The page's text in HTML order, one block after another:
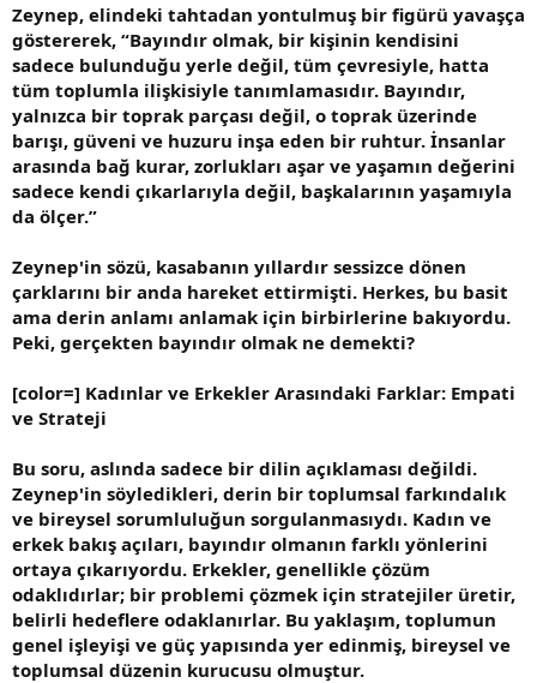
Zeynep, elindeki tahtadan yontulmuş bir figürü yavaşça
göstererek, “Bayındır olmak, bir kişinin kendisini
sadece bulunduğu yerle değil, tüm çevresiyle, hatta
tüm toplumla ilişkisiyle tanımlamasıdır. Bayındır,
yalnızca bir toprak parçası değil, o toprak üzerinde
barışı, güveni ve huzuru inşa eden bir ruhtur. İnsanlar
arasında bağ kurar, zorlukları aşar ve yaşamın değerini
sadece kendi çıkarlarıyla değil, başkalarının yaşamıyla
da ölçer.”
Zeynep'in sözü, kasabanın yıllardır sessizce dönen
çarklarını bir anda hareket ettirmişti. Herkes, bu basit
ama derin anlamı anlamak için birbirlerine bakıyordu.
Peki, gerçekten bayındır olmak ne demekti?
[color=] Kadınlar ve Erkekler Arasındaki Farklar: Empati
ve Strateji
Bu soru, aslında sadece bir dilin açıklaması değildi.
Zeynep'in söyledikleri, derin bir toplumsal farkındalık
ve bireysel sorumluluğun sorgulanmasıydı. Kadın ve
erkek bakış açıları, bayındır olmanın farklı yönlerini
ortaya çıkarıyordu. Erkekler, genellikle çözüm
odaklıdırlar; bir problemi çözmek için stratejiler üretir,
belirli hedeflere odaklanırlar. Bu yaklaşım, toplumun
genel işleyişi ve güç yapısında yer edinmiş, bireysel ve
toplumsal düzenin kurucusu olmuştur.